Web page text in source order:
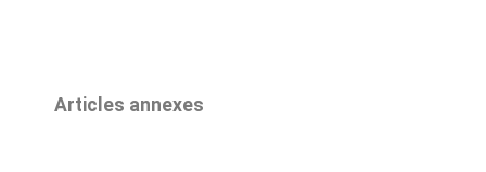
Articles annexes